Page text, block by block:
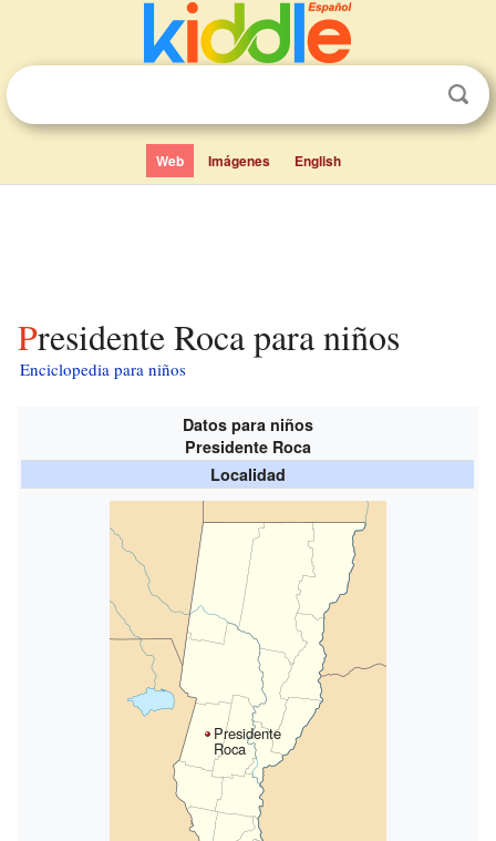
Web Imágenes English
Presidente Roca para niños
Enciclopedia para niños
Datos para niños
Presidente Roca
Localidad
Presidente
Roca